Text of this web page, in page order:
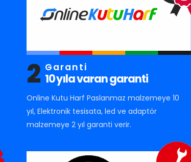
2 Garanti
10 yıla varan garanti
Online Kutu Harf Paslanmaz malzemeye 10
yıl, Elektronik tesisata, led ve adaptör
malzemeye 2 yıl garanti verir.